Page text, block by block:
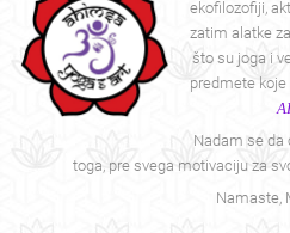
ekofilozofiji,
zatim alatke
što su joga i
predmete
Nadam se da
toga, pre svega motivaciju za
Namaste,